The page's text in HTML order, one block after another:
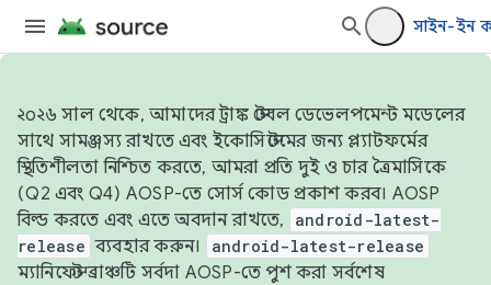
সাইন-ইন
২০২৬ সাল থেকে, আমাদের ট্রাঙ্ক স্টেবল ডেভেলপমেন্ট মডেলের
সাথে সামঞ্জস্য রাখতে এবং ইকোসিস্টেমের জন্য প্ল্যাটফর্মের
স্থিতিশীলতা নিশ্চিত করতে, আমরা প্রতি দুই ও চার ত্রৈমাসিকে
(Q2 এবং Q4) AOSP-তে সোর্স কোড প্রকাশ করব। AOSP
বিল্ড করতে এবং এতে অবদান রাখতে,
android-latest-
release ব্যবহার করুন। android-latest-release
ম্যানিফেস্ট ব্রাঞ্চটি সর্বদা AOSP-তে পুশ করা সর্বশেষ